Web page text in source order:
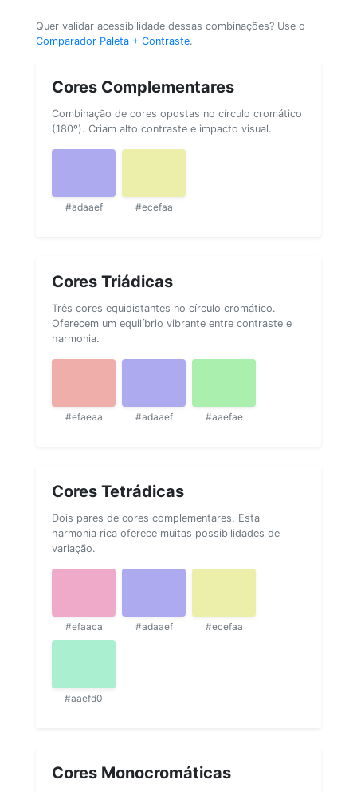
Quer validar acessibilidade dessas combinações? Use o
Comparador Paleta + Contraste.
Cores Complementares
Combinação de cores opostas no círculo cromático
(180º). Criam alto contraste e impacto visual.
#adaaef #ecefaa
Cores Triádicas
Três cores equidistantes no círculo cromático.
Oferecem um equilíbrio vibrante entre contraste e
harmonia.
#efaeaa #adaaef #aaefae
Cores Tetrádicas
Dois pares de cores complementares. Esta
harmonia rica oferece muitas possibilidades de
variação.
#efaaca #adaaef #ecefaa
#aaefd0
Cores Monocromáticas